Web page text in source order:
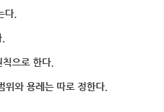
다.
으로 한다.
위와 용례는 따로 정한다.